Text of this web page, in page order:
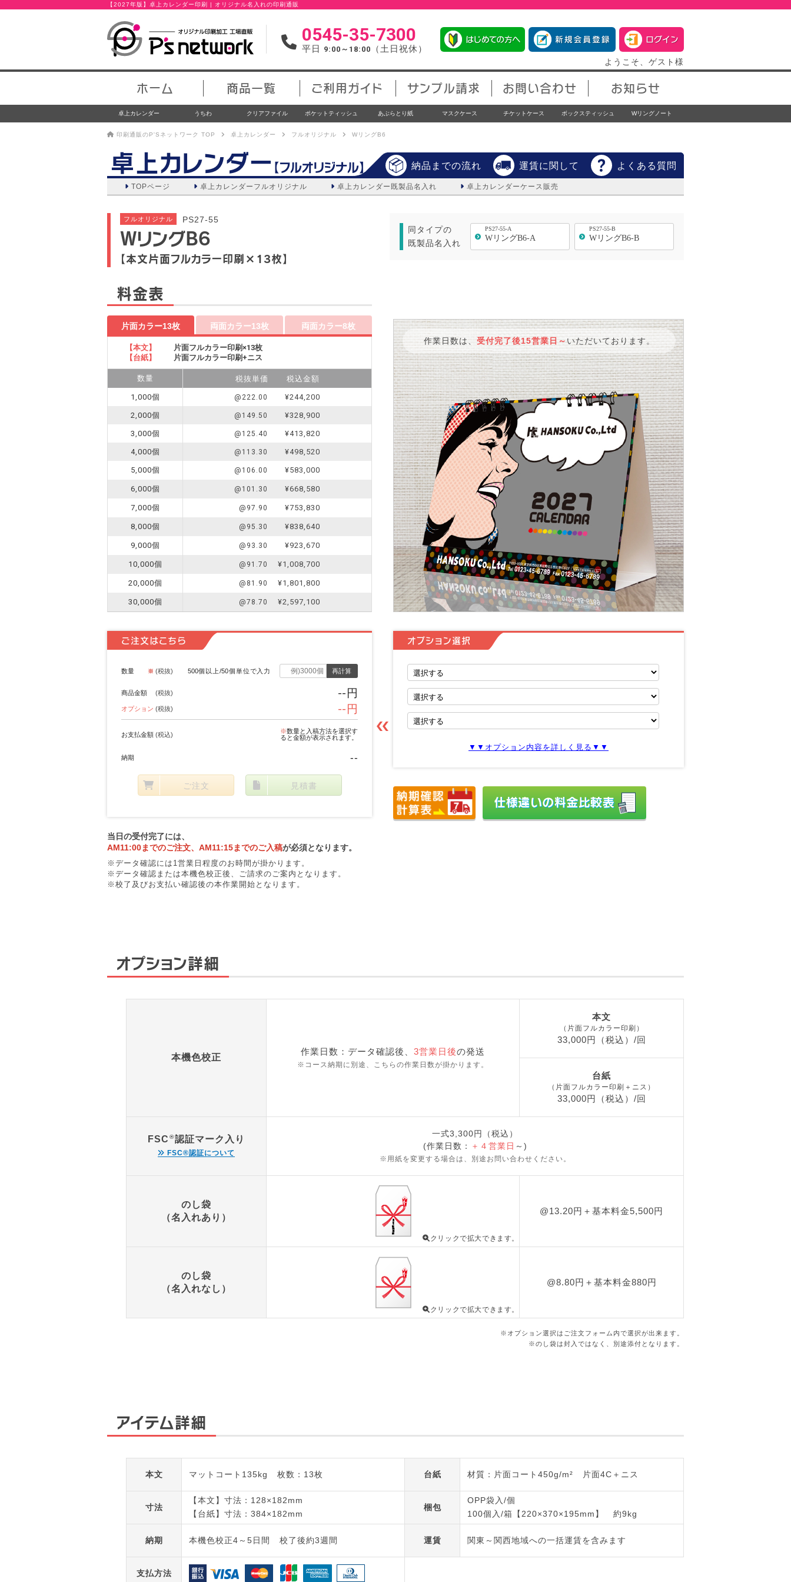
卓上カレンダー うちわ クリアファイル ポケットティッシュ あぶらとり紙 マスクケース チケットケース ボックスティッシュ Wリングノート
【2027年版】卓上カレンダー印刷 | オリジナル名入れの印刷通販
0545-35-7300
平日 9:00～18:00 （土日祝休）
ようこそ、ゲスト様
ホーム 商品一覧 ご利用ガイド サンプル請求 お問い合わせ お知らせ
印刷通販のP'Sネットワーク TOP 卓上カレンダー フルオリジナル WリングB6
卓上カレンダー 【フルオリジナル】 納品までの流れ 運賃に関して よくある質問
TOPページ 卓上カレンダー フルオリジナル 卓上カレンダー 既製品名入れ 卓上カレンダーケース販売
WリングB6
フルオリジナル PS27-55
【本文片面フルカラー印刷×13枚】
同タイプの
既製品名入れ
PS27-55-A
WリングB6-A
PS27-55-B
WリングB6-B
料金表
片面カラー13枚 両面カラー13枚 両面カラー8枚
【本文】
片面フルカラー印刷×13枚
【台紙】
片面フルカラー印刷+ニス
数量 税抜単価 税込金額
1,000個 @222.00 ¥244,200
2,000個 @149.50 ¥328,900
3,000個 @125.40 ¥413,820
4,000個 @113.30 ¥498,520
5,000個 @106.00 ¥583,000
6,000個 @101.30 ¥668,580
7,000個 @97.90 ¥753,830
8,000個 @95.30 ¥838,640
9,000個 @93.30 ¥923,670
10,000個 @91.70 ¥1,008,700
20,000個 @81.90 ¥1,801,800
30,000個 @78.70 ¥2,597,100
作業日数は、 受付完了後15営業日～いただいております。
ご注文はこちら
数量 (税抜) 500個以上/50個単位で入力 再計算
商品金額 (税抜) --円
オプション (税抜) --円
お支払金額 (税込) ※数量と入稿方法を選択す
ると金額が表示されます。
納期 --
ご注文 見積書
オプション選択
▼▼オプション内容を詳しく見る▼▼
当日の受付完了には、
AM11:00までのご注文、AM11:15までのご入稿が必須となります。
データ確認には1営業日程度のお時間が掛かります。
データ確認または本機色校正後、ご請求のご案内となります。
校了及びお支払い確認後の本作業開始となります。
オプション詳細
本機色校正
作業日数：データ確認後、 3営業日後の発送
※コース納期に別途、こちらの作業日数が掛かります。
本文
（片面フルカラー印刷）
33,000円（税込）/回
台紙
（片面フルカラー印刷＋ニス）
33,000円（税込）/回
FSC ®認証マーク入り
FSC®認証について
一式3,300円（税込）
(作業日数：
＋４営業日 ～)
※用紙を変更する場合は、別途お問い合わせください。
のし袋
（名入れあり）
クリックで拡大できます。
@13.20円＋基本料金5,500円
のし袋
（名入れなし）
クリックで拡大できます。
@8.80円＋基本料金880円
※オプション選択はご注文フォーム内で選択が出来ます。
※のし袋は封入ではなく、別途添付となります。
アイテム詳細
本文 マットコート135kg 枚数：13枚 台紙 材質：片面コート450g/m² 片面4C＋ニス
寸法
【本文】寸法：128×182mm
【台紙】寸法：384×182mm
梱包
OPP袋入/個
100個入/箱【220×370×195mm】
約9kg
納期 本機色校正4～5日間 校了後約3週間 運賃 関東～関西地域への一括運賃を含みます
支払方法